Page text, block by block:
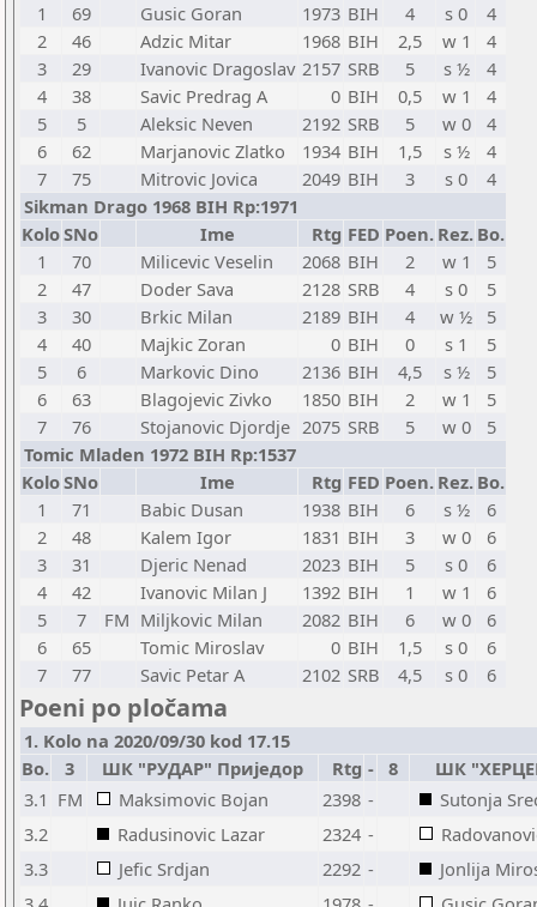
1
69 Gusic Goran 1973 BIH 4 s 0
4
2
46 Adzic Mitar 1968 BIH 2,5 w 1
4
3
29 Ivanovic Dragoslav 2157 SRB 5 s ½
4
4
38 Savic Predrag A 0 BIH 0,5 w 1
4
5
5 Aleksic Neven 2192 SRB 5 w 0
4
6
62 Marjanovic Zlatko 1934 BIH 1,5 s ½
4
7
75 Mitrovic Jovica 2049 BIH 3 s 0
4
Sikman Drago 1968 BIH Rp:1971
KoloSNo Ime Rtg FED Poen. Rez. Bo.
1
70 Milicevic Veselin 2068 BIH 2 w 1
5
2
47 Doder Sava 2128 SRB 4 s 0
5
3
30 Brkic Milan 2189 BIH 4 w ½
5
4
40 Majkic Zoran 0 BIH 0 s 1
5
5
6 Markovic Dino 2136 BIH 4,5 s ½
5
6
63 Blagojevic Zivko 1850 BIH 2 w 1
5
7
76 Stojanovic Djordje 2075 SRB 5 w 0
5
Tomic Mladen 1972 BIH Rp:1537
KoloSNo Ime Rtg FED Poen. Rez. Bo.
1
71 Babic Dusan 1938 BIH 6 s ½
6
2
48 Kalem Igor 1831 BIH 3 w 0
6
3
31 Djeric Nenad 2023 BIH 5 s 0
6
4
42 Ivanovic Milan J 1392 BIH 1 w 1
6
5
7 FM Miljkovic Milan 2082 BIH 6 w 0
6
6
65 Tomic Miroslav 0 BIH 1,5 s 0
6
7
77 Savic Petar A 2102 SRB 4,5 s 0 6
Poeni po pločama
1. Kolo na 2020/09/30 kod 17.15
Bo.
3 ШК "РУДАР" Приједор Rtg - 8
ШК
3.1 FM Maksimovic Bojan 2398 -
Sutonja
3.2
Radusinovic Lazar 2324 -
3.3
Jefic Srdjan 2292 -
Jonlija